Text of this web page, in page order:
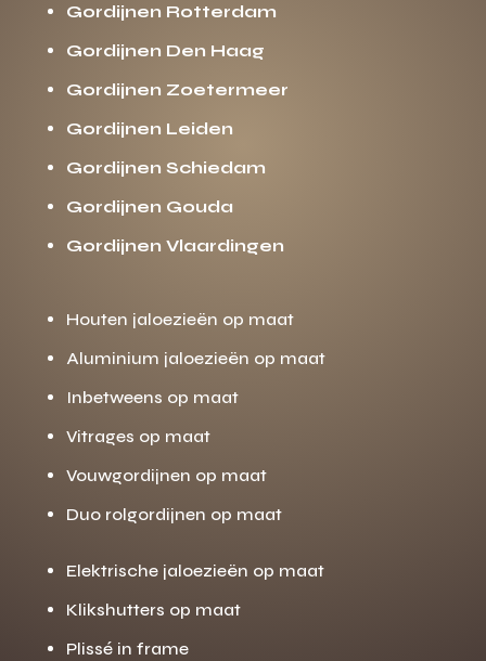
Gordijnen Rotterdam
Gordijnen Den Haag
Gordijnen Zoetermeer
Gordijnen Leiden
Gordijnen Schiedam
Gordijnen Gouda
Gordijnen Vlaardingen
Houten jaloezieën op maat
Aluminium jaloezieën op maat
Inbetweens op maat
Vitrages op maat
Vouwgordijnen op maat
Duo rolgordijnen op maat
Elektrische jaloezieën op maat
Klikshutters op maat
Plissé in frame